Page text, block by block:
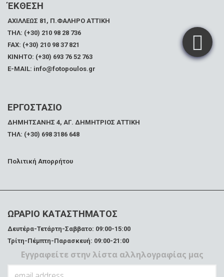
ΈΚΘΕΣΗ
ΑΧΙΛΛΕΩΣ 81, Π.ΦΑΛΗΡΟ ΑΤΤΙΚΗ
ΤΗΛ: (+30) 210 98 28 736
FAX: (+30) 210 98 37 821
ΚΙΝΗΤΟ: (+30) 693 76 52 763
E-MAIL: info@fotopoulos.gr
ΕΡΓΟΣΤΑΣΙΟ
ΔΗΜΗΤΣΑΝΗΣ 4, ΑΓ. ΔΗΜΗΤΡΙΟΣ ΑΤΤΙΚΗ
ΤΗΛ: (+30) 698 3186 648
Πολιτική Απορρήτου
ΩΡΑΡΙΟ ΚΑΤΑΣΤΗΜΑΤΟΣ
Δευτέρα-Τετάρτη-Σαββατο: 09:00-15:00
Τρίτη-Πέμπτη-Παρασκευή: 09:00-21:00
Εγγραφείτε στην λίστα αλληλογραφίας μας